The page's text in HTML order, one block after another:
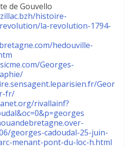
de Gouvello
histoire-
la-revolution-1794-
hedouville-
Georges-
Geor
fr/
rivallainf?
georges-cadoudal-25-juin-
menant-pont-du-loc-h.html